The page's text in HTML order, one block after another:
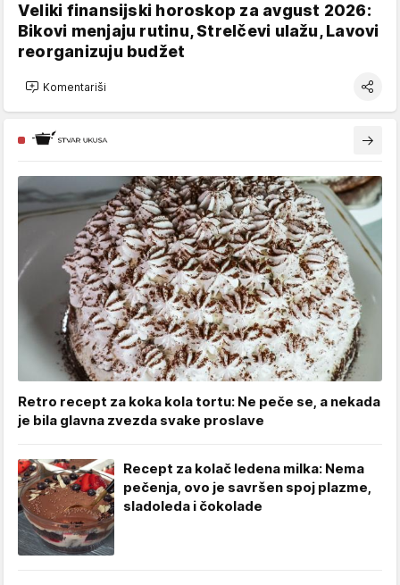
Veliki finansijski horoskop za avgust 2026:
Bikovi menjaju rutinu, Strelčevi ulažu, Lavovi
reorganizuju budžet
Komentariši
Retro recept za koka kola tortu: Ne peče se, a nekada
je bila glavna zvezda svake proslave
Recept za kolač ledena milka: Nema
pečenja, ovo je savršen spoj plazme,
sladoleda i čokolade